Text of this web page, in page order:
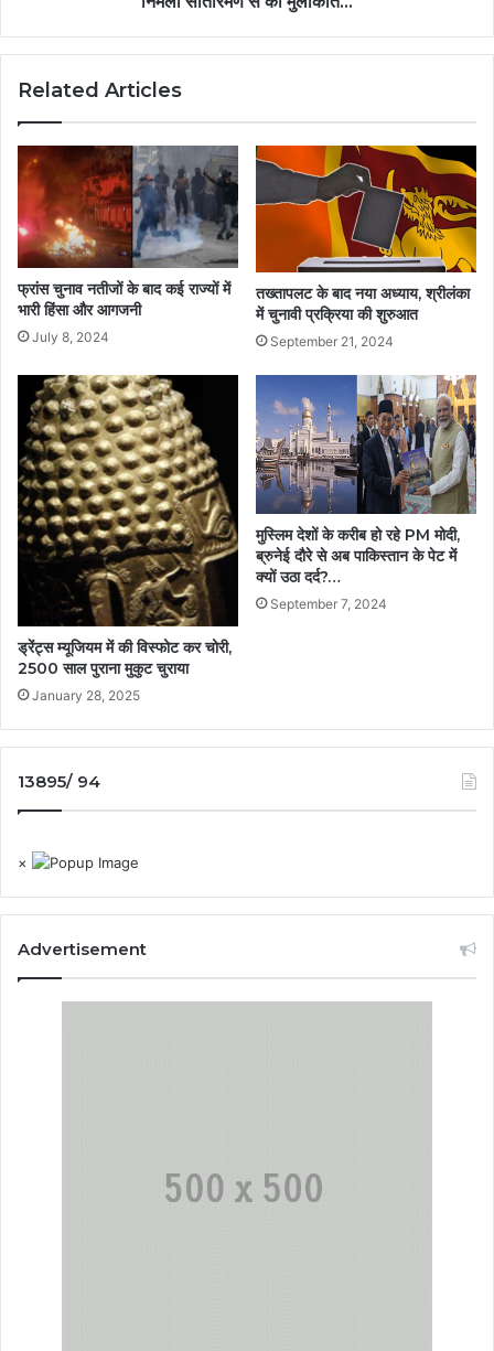
Related Articles
फ्रांस चुनाव नतीजों के बाद कई राज्यों में
भारी हिंसा और आगजनी
July 8, 2024
तख्तापलट के बाद नया अध्याय, श्रीलंका
में चुनावी प्रक्रिया की शुरुआत
September 21, 2024
ड्रेंट्स म्यूजियम में की विस्फोट कर चोरी,
2500 साल पुराना मुकुट चुराया
January 28, 2025
मुस्लिम देशों के करीब हो रहे PM मोदी,
ब्रुनेई दौरे से अब पाकिस्तान के पेट में
क्यों उठा दर्द?…
September 7, 2024
13895/ 94
×
Advertisement